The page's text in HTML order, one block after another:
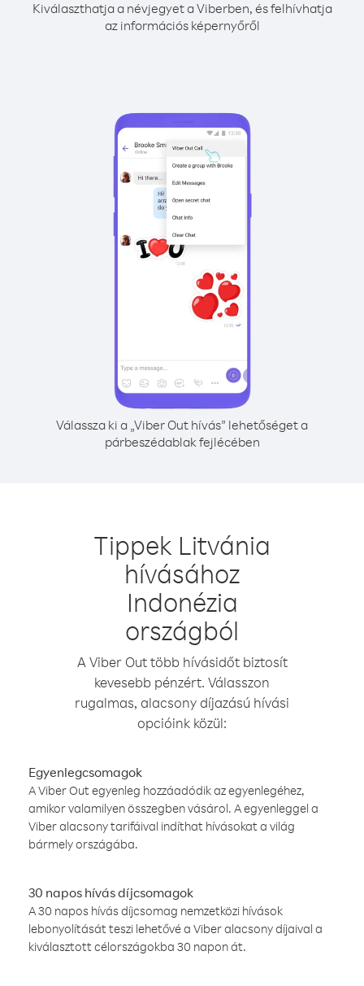
Kiválaszthatja a névjegyet a Viberben, és felhívhatja
az információs képernyőről
Válassza ki a „Viber Out hívás” lehetőséget a
párbeszédablak fejlécében
Tippek Litvánia
hívásához
Indonézia
országból
A Viber Out több hívásidőt biztosít
kevesebb pénzért. Válasszon
rugalmas, alacsony díjazású hívási
opcióink közül:
Egyenlegcsomagok
A Viber Out egyenleg hozzáadódik az egyenlegéhez,
amikor valamilyen összegben vásárol. A egyenleggel a
Viber alacsony tarifáival indíthat hívásokat a világ
bármely országába.
30 napos hívás díjcsomagok
A 30 napos hívás díjcsomag nemzetközi hívások
lebonyolítását teszi lehetővé a Viber alacsony díjaival a
kiválasztott célországokba 30 napon át.